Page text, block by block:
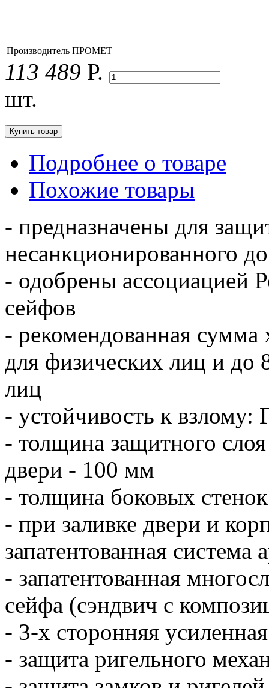
Производитель ПРОМЕТ
113 489 Р.
шт.
Подробнее о товаре
Похожие товары
- предназначены для
несанкционированного
- одобрены ассоциацией
сейфов
- рекомендованная
для физических лиц и до
лиц
- устойчивость к
- толщина защитного
двери - 100 мм
- толщина боковых
- при заливке двери и
запатентованная система
- запатентованная
сейфа (сэндвич с
- 3-х сторонняя
- защита ригельного